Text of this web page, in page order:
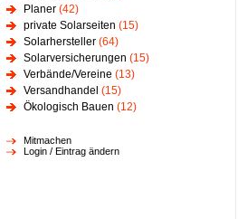
Planer (42)
private Solarseiten (15)
Solarhersteller (64)
Solarversicherungen (15)
Verbände/Vereine (13)
Versandhandel (15)
Ökologisch Bauen (12)
Mitmachen
Login / Eintrag ändern